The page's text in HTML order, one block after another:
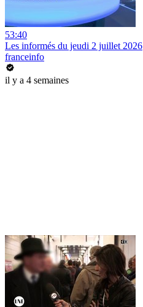
53:40
Les informés du jeudi 2 juillet 2026
franceinfo
il y a 4 semaines